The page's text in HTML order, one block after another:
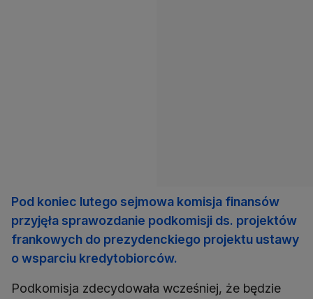
Pod koniec lutego sejmowa komisja finansów
przyjęła sprawozdanie podkomisji ds. projektów
frankowych do prezydenckiego projektu ustawy
o wsparciu kredytobiorców.
Podkomisja zdecydowała wcześniej, że będzie